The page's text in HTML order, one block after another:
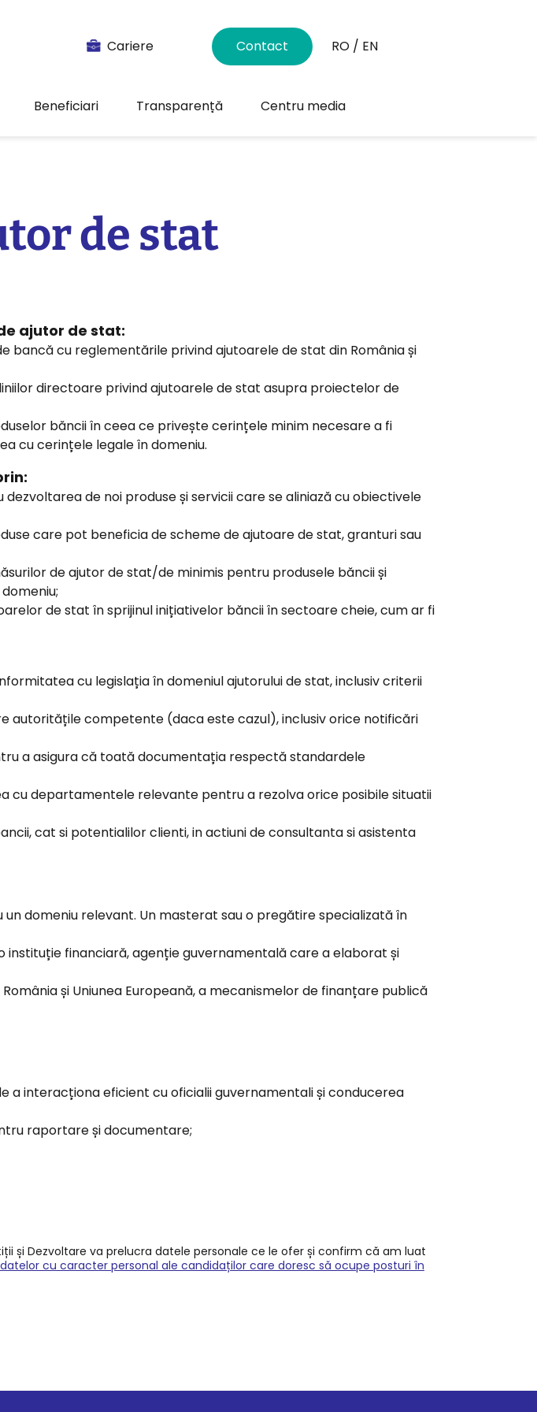
Cariere Contact RO / EN
Beneficiari Transparență Centru media
de stat
ajutor de stat:
cu reglementările privind ajutoarele de stat din România și
directoare privind ajutoarele de stat asupra proiectelor de
băncii în ceea ce privește cerințele minim necesare a fi
cu cerințele legale în domeniu.
de noi produse și servicii care se aliniază cu obiectivele
care pot beneficia de scheme de ajutoare de stat, granturi sau
de ajutor de stat/de minimis pentru produsele băncii și
de stat în sprijinul inițiativelor băncii în sectoare cheie, cum ar fi
cu legislația în domeniul ajutorului de stat, inclusiv criterii
autoritățile competente (daca este cazul), inclusiv orice notificări
a asigura că toată documentația respectă standardele
cu departamentele relevante pentru a rezolva orice posibile situatii
cat si potentialilor clienti, in actiuni de consultanta si asistenta
domeniu relevant. Un masterat sau o pregătire specializată în
financiară, agenție guvernamentală care a elaborat și
și Uniunea Europeană, a mecanismelor de finanțare publică
interacționa eficient cu oficialii guvernamentali și conducerea
raportare și documentare;
și Dezvoltare va prelucra datele personale ce le ofer și confirm că am luat
cu caracter personal ale candidaților care doresc să ocupe posturi în